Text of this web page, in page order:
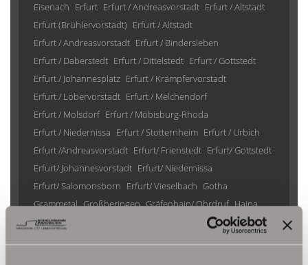
Eisenach Erfurt Erfurt / Andreasvorstadt Erfurt / Altstadt
Erfurt (Brühlervorstadt) Erfurt / Altstadt
Erfurt / Andreasvorstadt Erfurt / Bindersleben
Erfurt / Daberstedt Erfurt / Dittelstedt Erfurt / Gottstedt
Erfurt / Johannesplatz Erfurt / Krämpfervorstadt
Erfurt / Löbervorstadt Erfurt / Melchendorf
Erfurt / Molsdorf Erfurt / Möbisburg-Rhoda
Erfurt / Niedernissa Erfurt / Stotternheim Erfurt / Urbich
Erfurt /Andreasvorstadt Erfurt/ Frienstedt Erfurt/ Gottstedt
Erfurt/ Johannesvorstadt Erfurt/ Niedernissa
Erfurt/ Salomonsborn Erfurt/ Vieselbach Gotha
Grammetal Großheringen Gräfenhain/ Ohrdruf Haina
Herbsleben